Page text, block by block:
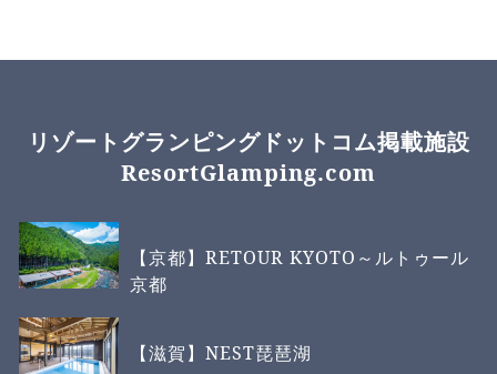
リゾートグランピングドットコム掲載施設
ResortGlamping.com
【京都】RETOUR KYOTO～ルトゥール
京都
【滋賀】NEST琵琶湖